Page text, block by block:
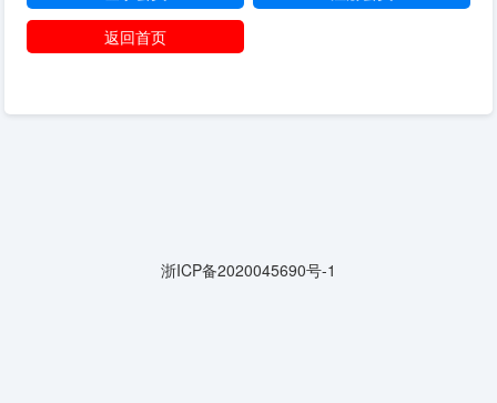
返回首页
浙ICP备2020045690号-1